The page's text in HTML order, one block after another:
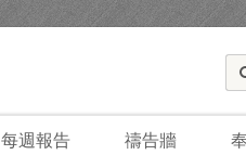
每週報告 禱告牆